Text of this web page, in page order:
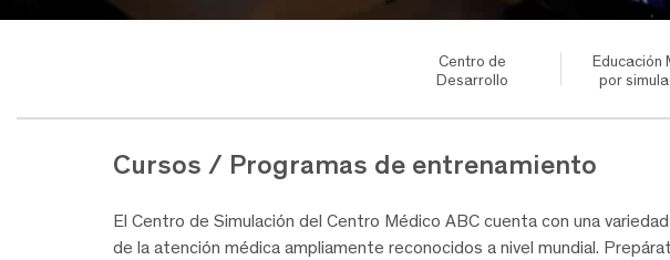
Centro de
Desarrollo
Educación
por
Cursos / Programas de entrenamiento
El Centro de Simulación del Centro Médico ABC cuenta con una
de la atención médica ampliamente reconocidos a nivel mundial.